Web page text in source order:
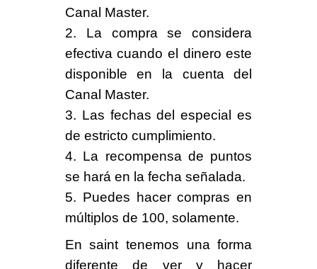
Canal Master.
2. La compra se considera
efectiva cuando el dinero este
disponible en la cuenta del
Canal Master.
3. Las fechas del especial es
de estricto cumplimiento.
4. La recompensa de puntos
se hará en la fecha señalada.
5. Puedes hacer compras en
múltiplos de 100, solamente.
En saint tenemos unaforma
diferente de ver y hacer